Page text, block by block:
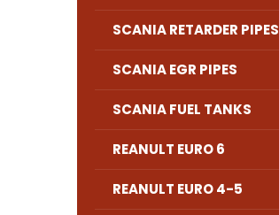
SCANIA RETARDER PIPES
SCANIA EGR PIPES
SCANIA FUEL TANKS
REANULT EURO 6
REANULT EURO 4-5